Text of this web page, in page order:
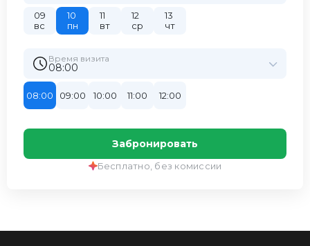
09
вс
10
пн
11
вт
12
ср
13
чт
Время визита
08:00
08:00 09:00 10:00 11:00 12:00
Забронировать
Бесплатно, без комиссии